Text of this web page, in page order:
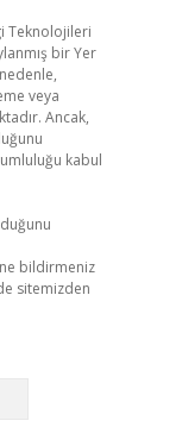
Teknolojileri
bir Yer
veya
Ancak,
kabul
bildirmeniz
sitemizden